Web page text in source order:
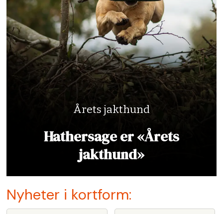
Årets jakthund
Hathersage er «Årets
jakthund»
Nyheter i kortform: